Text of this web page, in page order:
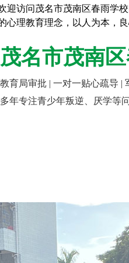
茂名市茂南
教育局审批 | 一对一贴心疏导 |
多年专注青少年叛逆、厌学等
迎访问茂名市茂南区春雨学
心理教育理念，以人为本，良